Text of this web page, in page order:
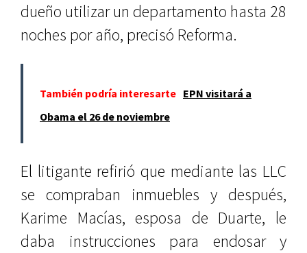
dueño utilizar un departamento hasta 28
noches por año, precisó Reforma.
También podría interesarte EPN visitará a
Obama el 26 de noviembre
El litigante refirió que mediante las LLC
se compraban inmuebles y después,
Karime Macías, esposa de Duarte, le
daba instrucciones para endosar y